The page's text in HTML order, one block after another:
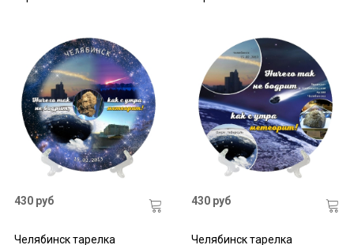
430 руб
Челябинск тарелка
430 руб
Челябинск тарелка